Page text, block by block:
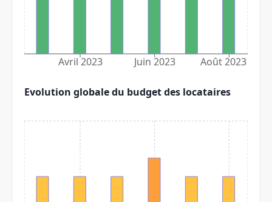
Avril 2023 Juin 2023 Août 2023
Evolution globale du budget des locataires